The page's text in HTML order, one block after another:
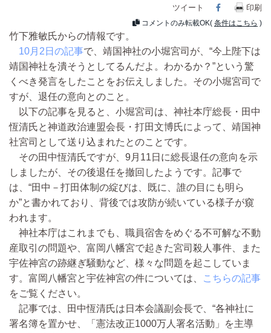
ツイート Facebook
印刷
コメントのみ転載OK( 条件はこちら )
竹下雅敏氏からの情報です。
10月2日の記事で、靖国神社の小堀宮司が、“今上陛下は
靖国神社を潰そうとしてるんだよ。わかるか？”という驚
くべき発言をしたことをお伝えしました。その小堀宮司で
すが、退任の意向とのこと。
以下の記事を見ると、小堀宮司は、神社本庁総長・田中
恆清氏と神道政治連盟会長・打田文博氏によって、靖国神
社宮司として送り込まれたとのことです。
その田中恆清氏ですが、9月11日に総長退任の意向を示
しましたが、その後退任を撤回したようです。記事で
は、“田中－打田体制の綻びは、既に、誰の目にも明ら
か”と書かれており、背後では攻防が続いている様子が窺
われます。
神社本庁はこれまでも、職員宿舎をめぐる不可解な不動
産取引の問題や、富岡八幡宮で起きた宮司殺人事件、また
宇佐神宮の跡継ぎ騒動など、様々な問題を起こしていま
す。富岡八幡宮と宇佐神宮の件については、
こちらの記事
をご覧ください。
記事では、田中恆清氏は日本会議副会長で、“各神社に
署名簿を置かせ、「憲法改正1000万人署名活動」を主導